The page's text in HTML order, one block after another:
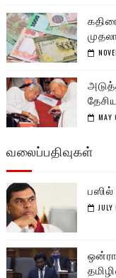
MAY
வலைப்பதிவுகள்